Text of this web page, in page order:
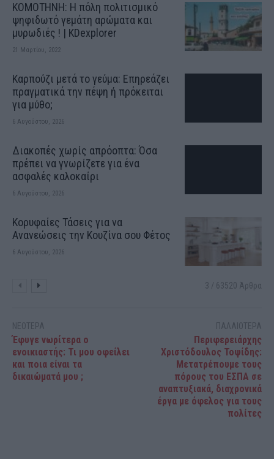
ΚΟΜΟΤΗΝΗ: H πόλη πολιτισμικό
ψηφιδωτό γεμάτη αρώματα και
μυρωδιές ! | KDexplorer
21 Μαρτίου, 2022
Καρπούζι μετά το γεύμα: Επηρεάζει
πραγματικά την πέψη ή πρόκειται
για μύθο;
6 Αυγούστου, 2026
Διακοπές χωρίς απρόοπτα: Όσα
πρέπει να γνωρίζετε για ένα
ασφαλές καλοκαίρι
6 Αυγούστου, 2026
Κορυφαίες Τάσεις για να
Ανανεώσεις την Κουζίνα σου Φέτος
6 Αυγούστου, 2026
3 / 63520 Άρθρα
ΝΕΟΤΕΡΑ
Έφυγε νωρίτερα ο
ενοικιαστής: Τι μου οφείλει
και ποια είναι τα
δικαιώματά μου ;
ΠΑΛΑΙΟΤΕΡΑ
Περιφερειάρχης
Χριστόδουλος Τοψίδης:
Μετατρέπουμε τους
πόρους του ΕΣΠΑ σε
αναπτυξιακά, διαχρονικά
έργα με όφελος για τους
πολίτες